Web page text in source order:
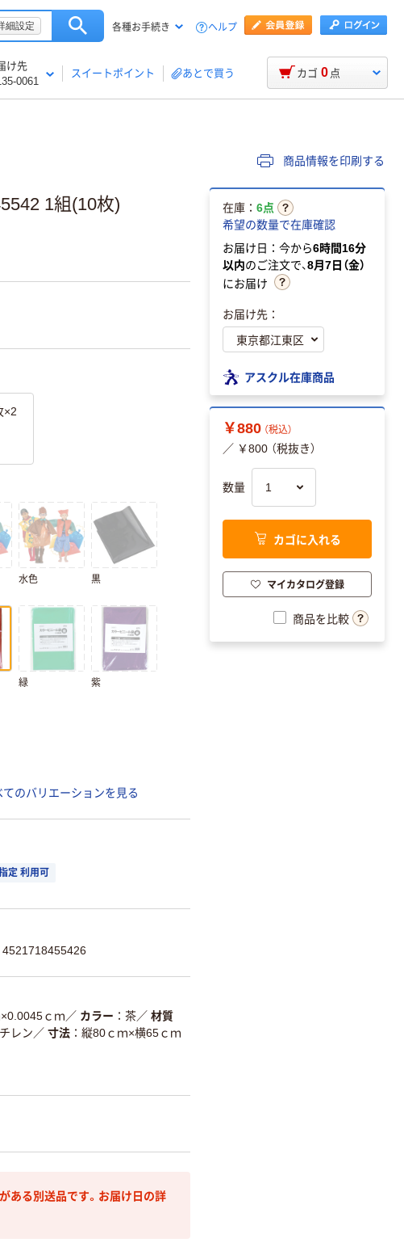
細設定 各種お手続き ヘルプ
け先
0061
スイートポイント あとで買う カゴ 0 点
商品情報を印刷する
1組(10枚)
×2
水色 黒
緑 紫
てのバリエーションを見る
定 利用可
4521718455426
ｃｍ ／ カラー 茶／ 材質
レン ／ 寸法
縦80ｃｍ×横65ｃｍ
ある別送品です。お届け日の詳
在庫： 6点
希望の数量で在庫確認
お届け日：今から6時間16分
以内のご注文で、8月7日（金）
にお届け
お届け先：
アスクル在庫商品
￥880 （税込）
／ ￥800 （税抜き）
数量
カゴに入れる
マイカタログ登録
商品を比較